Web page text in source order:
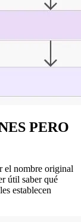
PERO
el nombre original
útil saber qué
establecen